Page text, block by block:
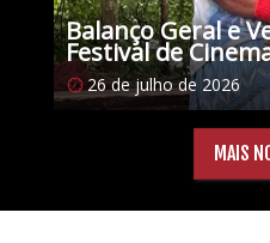
Balanço Geral e
Festival de
26 de julho de 2026
MAIS